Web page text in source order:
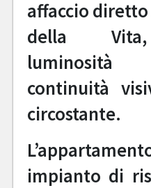
affaccio diretto
della Vita,
continuità
circostante.
impianto di